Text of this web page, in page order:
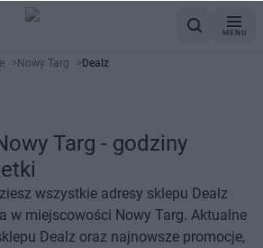
MENU
>Nowy Targ >Dealz
Targ - godziny
wszystkie adresy sklepu Dealz
w miejscowości Nowy Targ. Aktualne
Dealz oraz najnowsze promocje,